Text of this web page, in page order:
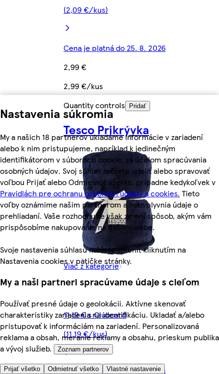
Nastavenia súkromia
My a našich 18 partnerov ukladáme informácie v zariadení
alebo k nim pristupujeme, napríklad k jedinečným
identifikátorom v súboroch cookie, za účelom spracúvania
osobných údajov. Svoj súhlas môžete udeliť alebo spravovať
voľbou Prijať alebo Odmietnuť všetko, prípadne kedykoľvek v
Pravidlách pre ochranu osobných údajov a cookies. Tieto
voľby oznámime našim partnerom a neovplyvnia údaje o
prehliadaní. Vaše rozhodnutie však zmení spôsob, akým vám
prispôsobíme nakupovanie na našom webe.
Svoje nastavenia súhlasu môžete zmeniť kliknutím na
Nastavenia cookies v pätičke stránky.
My a naši partneri spracúvame údaje s cieľom
Používať presné údaje o geolokácii. Aktívne skenovať
charakteristiky zariadenia na identifikáciu. Ukladať a/alebo
pristupovať k informáciám na zariadení. Personalizovaná
reklama a obsah, meranie reklamy a obsahu, prieskum publika
a vývoj služieb.
Zoznam partnerov
Prijať všetko Odmietnuť všetko Vlastné nastavenie
(2,09 €/kus)
Cena je platná do 25. 8. 2026
2,99 €
2,99 €/kus
Quantity controls
Pridať
Tesco Prikrývka
Viac z kategórie
11,19 € s Clubcard
(11,19 €/kus)
Cena je platná do 25. 8. 2026